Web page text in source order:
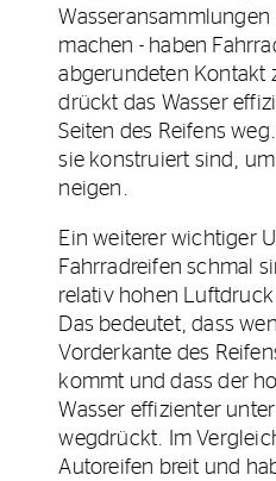
Wasseransammlungen
machen - haben
abgerundeten Kontakt
drückt das Wasser
Seiten des Reifens
sie konstruiert sind,
neigen.
Ein weiterer wichtiger
Fahrradreifen schmal
relativ hohen
Das bedeutet, dass
Vorderkante des
kommt und dass der
Wasser effizienter
wegdrückt. Im
Autoreifen breit und